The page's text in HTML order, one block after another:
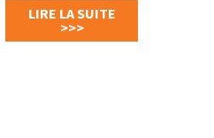
LIRE LA SUITE
>>>